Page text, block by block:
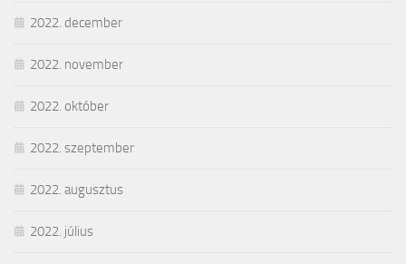
2022. december
2022. november
2022. október
2022. szeptember
2022. augusztus
2022. július